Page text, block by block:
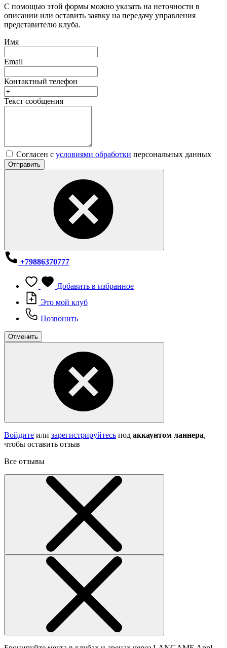
С помощью этой формы можно указать на неточности в
описании или оставить заявку на передачу управления
представителю клуба.
Имя
Email
Контактный телефон
Текст сообщения
Согласен с условиями обработки персональных данных
Отправить
+79886370777
Добавить в избранное
Это мой клуб
Позвонить
Отменить
Войдите или зарегистрируйтесь под аккаунтом ланнера,
чтобы оставить отзыв
Все отзывы